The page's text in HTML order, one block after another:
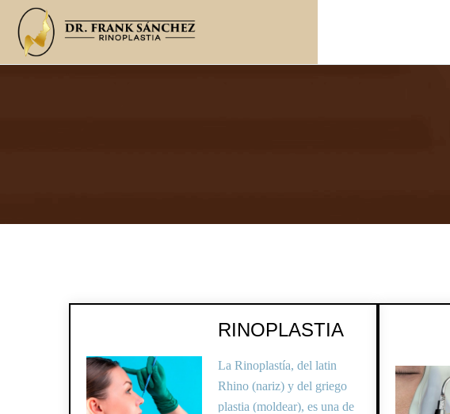
RINOPLASTIA
La Rinoplastía, del latin
Rhino (nariz) y del griego
plastia (moldear), es una de